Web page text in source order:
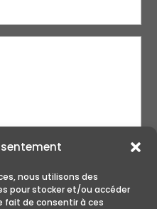
nous utilisons des
pour stocker et/ou accéder
fait de consentir à ces